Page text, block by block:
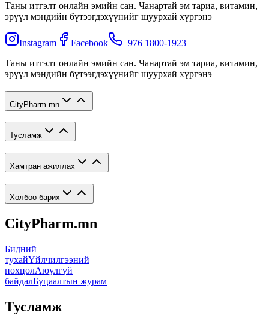
Таны итгэлт онлайн эмийн сан. Чанартай эм тариа, витамин,
эрүүл мэндийн бүтээгдэхүүнийг шуурхай хүргэнэ
Instagram Facebook
+976 1800-1923
Таны итгэлт онлайн эмийн сан. Чанартай эм тариа, витамин,
эрүүл мэндийн бүтээгдэхүүнийг шуурхай хүргэнэ
CityPharm.mn
Тусламж
Хамтран ажиллах
Холбоо барих
CityPharm.mn
Бидний
тухайҮйлчилгээний
нөхцөлАюулгүй
байдалБуцаалтын журам
Тусламж